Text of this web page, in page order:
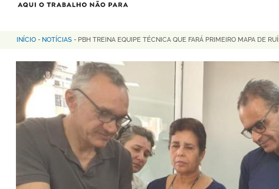
Trilha
de
navegação
INÍCIO - NOTÍCIAS - PBH TREINA EQUIPE TÉCNICA QUE FARÁ PRIMEIRO MAPA DE